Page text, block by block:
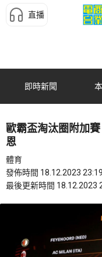
直播
即時新聞
歐霸盃淘汰圈附加
恩
體育
發佈時間 18.12.2023 23:19
最後更新時間 18.12.2023